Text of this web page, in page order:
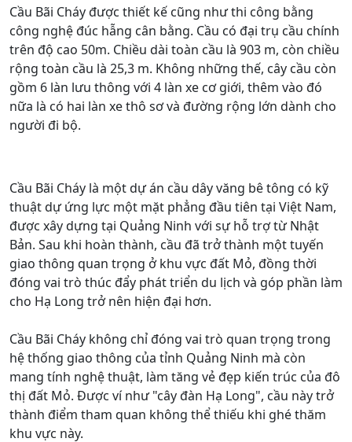
Cầu Bãi Cháy được thiết kế cũng như thi công bằng
công nghệ đúc hẫng cân bằng. Cầu có đại trụ cầu chính
trên độ cao 50m. Chiều dài toàn cầu là 903 m, còn chiều
rộng toàn cầu là 25,3 m. Không những thế, cây cầu còn
gồm 6 làn lưu thông với 4 làn xe cơ giới, thêm vào đó
nữa là có hai làn xe thô sơ và đường rộng lớn dành cho
người đi bộ.
Cầu Bãi Cháy là một dự án cầu dây văng bê tông có kỹ
thuật dự ứng lực một mặt phẳng đầu tiên tại Việt Nam,
được xây dựng tại Quảng Ninh với sự hỗ trợ từ Nhật
Bản. Sau khi hoàn thành, cầu đã trở thành một tuyến
giao thông quan trọng ở khu vực đất Mỏ, đồng thời
đóng vai trò thúc đẩy phát triển du lịch và góp phần làm
cho Hạ Long trở nên hiện đại hơn.
Cầu Bãi Cháy không chỉ đóng vai trò quan trọng trong
hệ thống giao thông của tỉnh Quảng Ninh mà còn
mang tính nghệ thuật, làm tăng vẻ đẹp kiến trúc của đô
thị đất Mỏ. Được ví như "cây đàn Hạ Long", cầu này trở
thành điểm tham quan không thể thiếu khi ghé thăm
khu vực này.